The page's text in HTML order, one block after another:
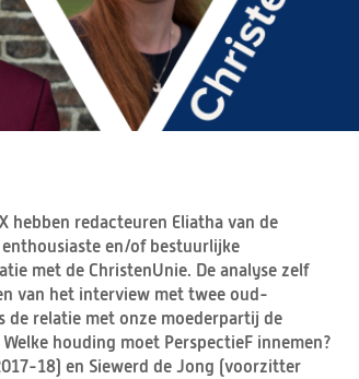
hebben redacteuren Eliatha van de
en/of bestuurlijke
met de ChristenUnie. De analyse zelf
van het interview met twee oud-
de relatie met onze moederpartij de
houding moet PerspectieF innemen?
18) en Siewerd de Jong (voorzitter